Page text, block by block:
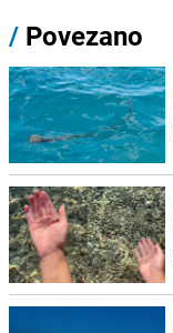
/ Povezano